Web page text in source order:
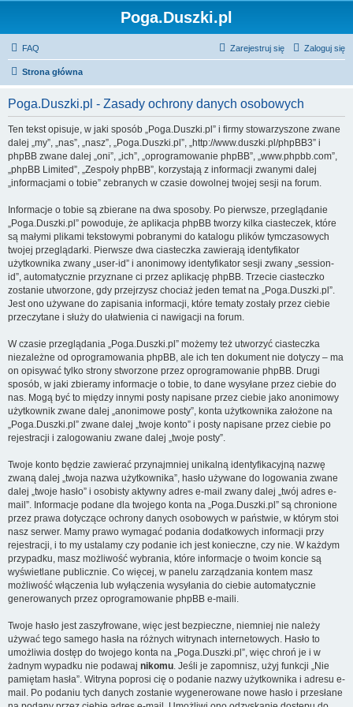
Poga.Duszki.pl
FAQ Zaloguj się
Zarejestruj się
Strona główna
Poga.Duszki.pl - Zasady ochrony danych osobowych
Ten tekst opisuje, w jaki sposób „Poga.Duszki.pl” i firmy stowarzyszone zwane
dalej „my”, „nas”, „nasz”, „Poga.Duszki.pl”, „http://www.duszki.pl/phpBB3” i
phpBB zwane dalej „oni”, „ich”, „oprogramowanie phpBB”, „www.phpbb.com”,
„phpBB Limited”, „Zespoły phpBB”, korzystają z informacji zwanymi dalej
„informacjami o tobie” zebranych w czasie dowolnej twojej sesji na forum.
Informacje o tobie są zbierane na dwa sposoby. Po pierwsze, przeglądanie
„Poga.Duszki.pl” powoduje, że aplikacja phpBB tworzy kilka ciasteczek, które
są małymi plikami tekstowymi pobranymi do katalogu plików tymczasowych
twojej przeglądarki. Pierwsze dwa ciasteczka zawierają identyfikator
użytkownika zwany „user-id” i anonimowy identyfikator sesji zwany „session-
id”, automatycznie przyznane ci przez aplikację phpBB. Trzecie ciasteczko
zostanie utworzone, gdy przejrzysz chociaż jeden temat na „Poga.Duszki.pl”.
Jest ono używane do zapisania informacji, które tematy zostały przez ciebie
przeczytane i służy do ułatwienia ci nawigacji na forum.
W czasie przeglądania „Poga.Duszki.pl” możemy też utworzyć ciasteczka
niezależne od oprogramowania phpBB, ale ich ten dokument nie dotyczy – ma
on opisywać tylko strony stworzone przez oprogramowanie phpBB. Drugi
sposób, w jaki zbieramy informacje o tobie, to dane wysyłane przez ciebie do
nas. Mogą być to między innymi posty napisane przez ciebie jako anonimowy
użytkownik zwane dalej „anonimowe posty”, konta użytkownika założone na
„Poga.Duszki.pl” zwane dalej „twoje konto” i posty napisane przez ciebie po
rejestracji i zalogowaniu zwane dalej „twoje posty”.
Twoje konto będzie zawierać przynajmniej unikalną identyfikacyjną nazwę
zwaną dalej „twoja nazwa użytkownika”, hasło używane do logowania zwane
dalej „twoje hasło” i osobisty aktywny adres e-mail zwany dalej „twój adres e-
mail”. Informacje podane dla twojego konta na „Poga.Duszki.pl” są chronione
przez prawa dotyczące ochrony danych osobowych w państwie, w którym stoi
nasz serwer. Mamy prawo wymagać podania dodatkowych informacji przy
rejestracji, i to my ustalamy czy podanie ich jest konieczne, czy nie. W każdym
przypadku, masz możliwość wybrania, które informacje o twoim koncie są
wyświetlane publicznie. Co więcej, w panelu zarządzania kontem masz
możliwość włączenia lub wyłączenia wysyłania do ciebie automatycznie
generowanych przez oprogramowanie phpBB e-maili.
Twoje hasło jest zaszyfrowane, więc jest bezpieczne, niemniej nie należy
używać tego samego hasła na różnych witrynach internetowych. Hasło to
umożliwia dostęp do twojego konta na „Poga.Duszki.pl”, więc chroń je i w
żadnym wypadku nie podawaj nikomu. Jeśli je zapomnisz, użyj funkcji „Nie
pamiętam hasła”. Witryna poprosi cię o podanie nazwy użytkownika i adresu e-
mail. Po podaniu tych danych zostanie wygenerowane nowe hasło i przesłane